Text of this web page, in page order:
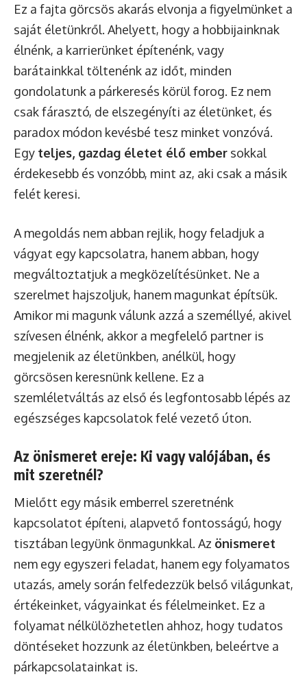
Ez a fajta görcsös akarás elvonja a figyelmünket a
saját életünkről. Ahelyett, hogy a hobbijainknak
élnénk, a karrierünket építenénk, vagy
barátainkkal töltenénk az időt, minden
gondolatunk a párkeresés körül forog. Ez nem
csak fárasztó, de elszegényíti az életünket, és
paradox módon kevésbé tesz minket vonzóvá.
Egy teljes, gazdag életet élő ember sokkal
érdekesebb és vonzóbb, mint az, aki csak a másik
felét keresi.
A megoldás nem abban rejlik, hogy feladjuk a
vágyat egy kapcsolatra, hanem abban, hogy
megváltoztatjuk a megközelítésünket. Ne a
szerelmet hajszoljuk, hanem magunkat építsük.
Amikor mi magunk válunk azzá a személlyé, akivel
szívesen élnénk, akkor a megfelelő partner is
megjelenik az életünkben, anélkül, hogy
görcsösen keresnünk kellene. Ez a
szemléletváltás az első és legfontosabb lépés az
egészséges kapcsolatok felé vezető úton.
Az önismeret ereje: Ki vagy valójában, és
mit szeretnél?
Mielőtt egy másik emberrel szeretnénk
kapcsolatot építeni, alapvető fontosságú, hogy
tisztában legyünk önmagunkkal. Az önismeret
nem egy egyszeri feladat, hanem egy folyamatos
utazás, amely során felfedezzük belső világunkat,
értékeinket, vágyainkat és félelmeinket. Ez a
folyamat nélkülözhetetlen ahhoz, hogy tudatos
döntéseket hozzunk az életünkben, beleértve a
párkapcsolatainkat is.